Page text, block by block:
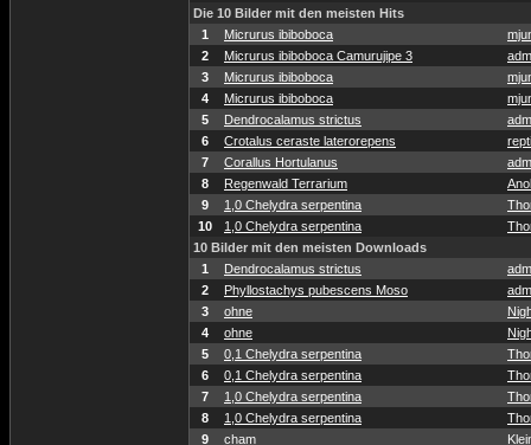
Die 10 Bilder mit den meisten Hits
1
Micrurus ibiboboca
2
Micrurus ibiboboca Camurujipe 3
3
Micrurus ibiboboca
4
Micrurus ibiboboca
5
Dendrocalamus strictus
6
Crotalus ceraste laterorepens
7
Corallus Hortulanus
8
Regenwald Terrarium
9
1,0 Chelydra serpentina
10
1,0 Chelydra serpentina
10 Bilder mit den meisten Downloads
1
Dendrocalamus strictus
2
Phyllostachys pubescens Moso
3
ohne
4
ohne
5
0,1 Chelydra serpentina
6
0,1 Chelydra serpentina
7
1,0 Chelydra serpentina
8
1,0 Chelydra serpentina
9
cham